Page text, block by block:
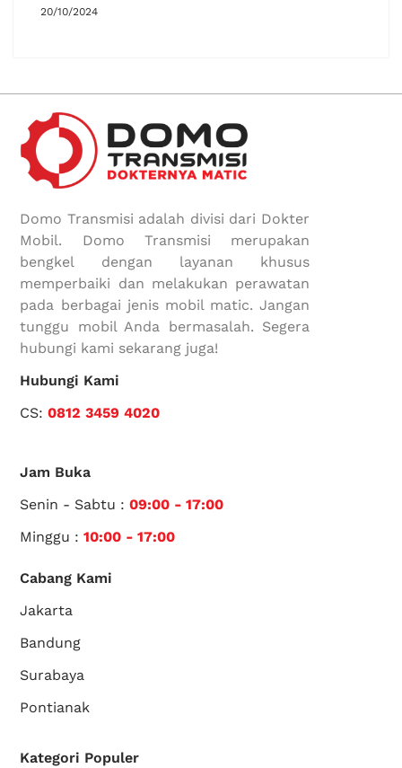
20/10/2024
Domo Transmisi adalah divisi dari Dokter
Mobil. Domo Transmisi merupakan
bengkel dengan layanan khusus
memperbaiki dan melakukan perawatan
pada berbagai jenis mobil matic. Jangan
tunggu mobil Anda bermasalah. Segera
hubungi kami sekarang juga!
Hubungi Kami
CS:0812 3459 4020
Jam Buka
Senin - Sabtu :09:00 - 17:00
Minggu :10:00 - 17:00
Cabang Kami
Jakarta
Bandung
Surabaya
Pontianak
Kategori Populer